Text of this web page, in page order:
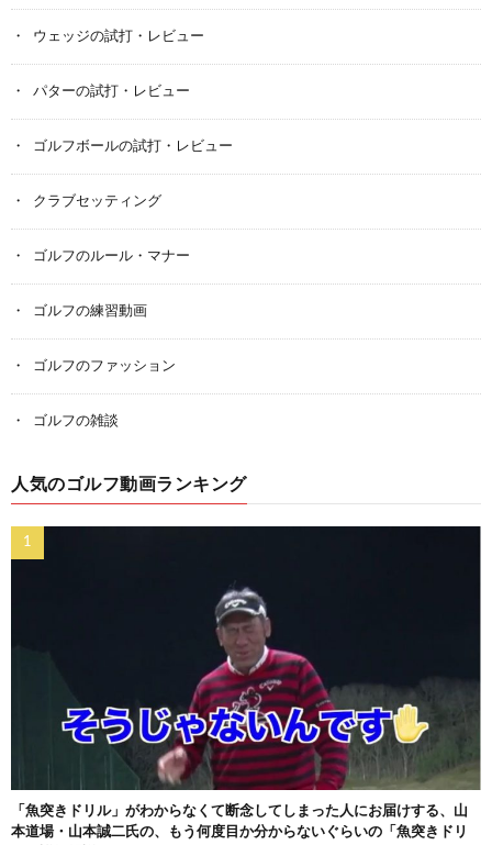
ウェッジの試打・レビュー
パターの試打・レビュー
ゴルフボールの試打・レビュー
クラブセッティング
ゴルフのルール・マナー
ゴルフの練習動画
ゴルフのファッション
ゴルフの雑談
人気のゴルフ動画ランキング
「魚突きドリル」がわからなくて断念してしまった人にお届けする、山
本道場・山本誠二氏の、もう何度目か分からないぐらいの「魚突きドリ